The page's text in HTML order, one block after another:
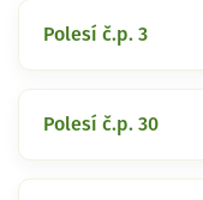
Polesí č.p. 3
Polesí č.p. 30